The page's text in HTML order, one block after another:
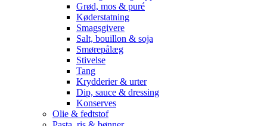
Grød, mos & puré
Køderstatning
Smagsgivere
Salt, bouillon & soja
Smørepålæg
Stivelse
Tang
Krydderier & urter
Dip, sauce & dressing
Konserves
Olie & fedtstof